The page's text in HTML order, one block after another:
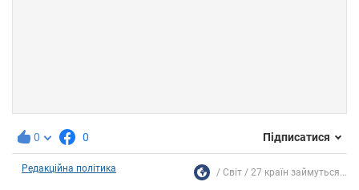
0 0 Підписатися
Редакційна політика Світ 27 країн займуться...